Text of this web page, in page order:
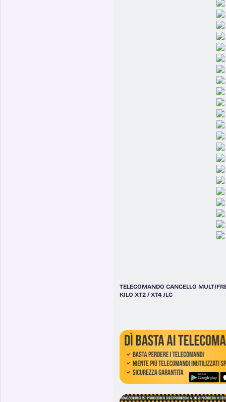
TELECOMANDO CANCELLO
KILO XT2 / XT4 JLC